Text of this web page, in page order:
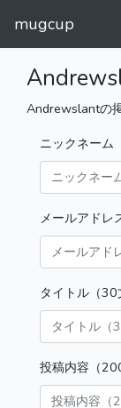
mugcup
Andrewslantの
ニックネーム
メールアドレ
タイトル（30
投稿内容（